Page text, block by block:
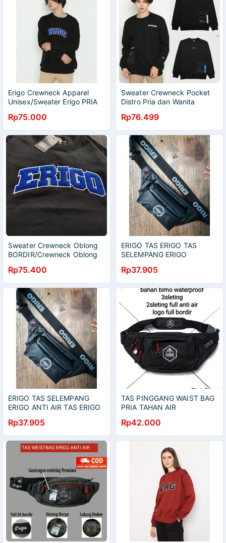
Erigo Crewneck Apparel
Unisex/Sweater Erigo PRIA
Rp75.000
Sweater Crewneck Pocket
Distro Pria dan Wanita
Rp76.499
Sweater Crewneck Oblong
BORDIR/Crewneck Oblong
Rp75.400
ERIGO TAS ERIGO TAS
SELEMPANG ERIGO
Rp37.905
ERIGO TAS SELEMPANG
ERIGO ANTI AIR TAS ERIGO
Rp37.905
TAS PINGGANG WAIST BAG
PRIA TAHAN AIR
Rp42.000